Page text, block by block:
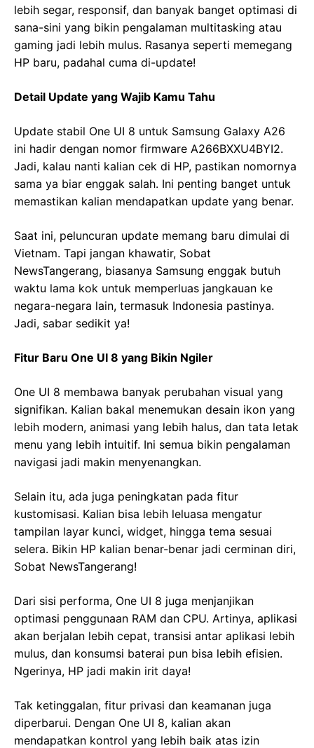
lebih segar, responsif, dan banyak banget optimasi di
sana-sini yang bikin pengalaman multitasking atau
gaming jadi lebih mulus. Rasanya seperti memegang
HP baru, padahal cuma di-update!
Detail Update yang Wajib Kamu Tahu
Update stabil One UI 8 untuk Samsung Galaxy A26
ini hadir dengan nomor firmware A266BXXU4BYI2.
Jadi, kalau nanti kalian cek di HP, pastikan nomornya
sama ya biar enggak salah. Ini penting banget untuk
memastikan kalian mendapatkan update yang benar.
Saat ini, peluncuran update memang baru dimulai di
Vietnam. Tapi jangan khawatir, Sobat
NewsTangerang, biasanya Samsung enggak butuh
waktu lama kok untuk memperluas jangkauan ke
negara-negara lain, termasuk Indonesia pastinya.
Jadi, sabar sedikit ya!
Fitur Baru One UI 8 yang Bikin Ngiler
One UI 8 membawa banyak perubahan visual yang
signifikan. Kalian bakal menemukan desain ikon yang
lebih modern, animasi yang lebih halus, dan tata letak
menu yang lebih intuitif. Ini semua bikin pengalaman
navigasi jadi makin menyenangkan.
Selain itu, ada juga peningkatan pada fitur
kustomisasi. Kalian bisa lebih leluasa mengatur
tampilan layar kunci, widget, hingga tema sesuai
selera. Bikin HP kalian benar-benar jadi cerminan diri,
Sobat NewsTangerang!
Dari sisi performa, One UI 8 juga menjanjikan
optimasi penggunaan RAM dan CPU. Artinya, aplikasi
akan berjalan lebih cepat, transisi antar aplikasi lebih
mulus, dan konsumsi baterai pun bisa lebih efisien.
Ngerinya, HP jadi makin irit daya!
Tak ketinggalan, fitur privasi dan keamanan juga
diperbarui. Dengan One UI 8, kalian akan
mendapatkan kontrol yang lebih baik atas izin